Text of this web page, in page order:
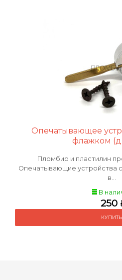
Опечатывающее
флажком
Пломбир и пластилин
Опечатывающие устройства
в...
В
250